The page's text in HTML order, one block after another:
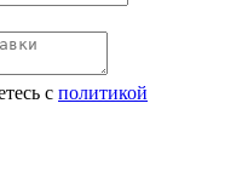
с политикой